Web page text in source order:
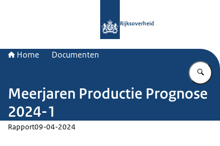
Rijksoverheid
Home Documenten
Meerjaren Productie Prognose
2024-1
Rapport09-04-2024